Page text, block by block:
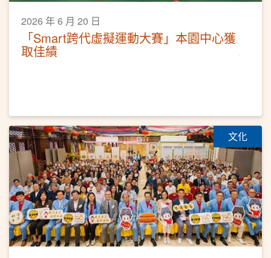
2026 年 6 月 20 日
「Smart跨代虛擬運動大賽」本園中心獲
取佳績
文化